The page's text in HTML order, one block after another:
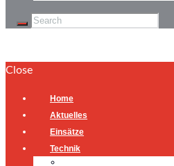
Close
Home
Aktuelles
Einsätze
Technik